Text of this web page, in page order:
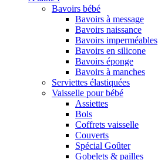
Bavoirs bébé
Bavoirs à message
Bavoirs naissance
Bavoirs imperméables
Bavoirs en silicone
Bavoirs éponge
Bavoirs à manches
Serviettes élastiquées
Vaisselle pour bébé
Assiettes
Bols
Coffrets vaisselle
Couverts
Spécial Goûter
Gobelets & pailles